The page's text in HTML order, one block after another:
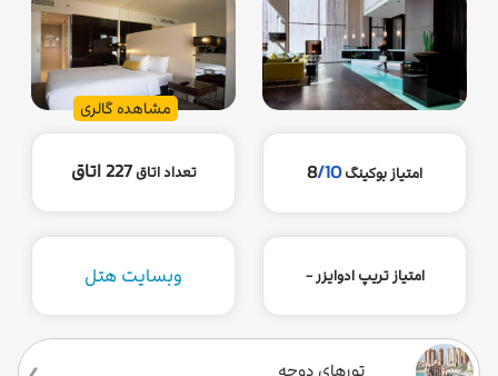
مشاهده گالری
امتیاز بوکینگ 8/10 تعداد اتاق227 اتاق
امتیاز تریپ ادوایزر - وبسایت هتل